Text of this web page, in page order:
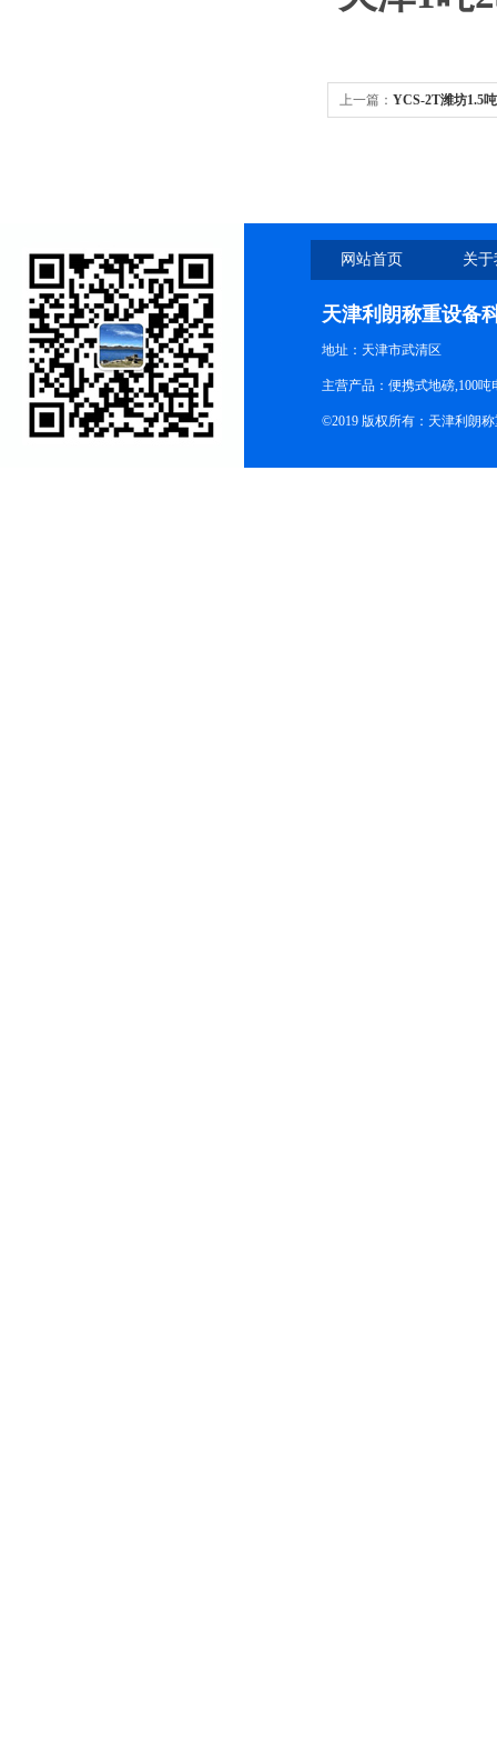
上一篇： YCS-2T潍坊1.5
网站首页 关
天津利朗称重设备
地址：天津市武清区
主营产品：便携式地磅,100
©2019 版权所有：天津利朗